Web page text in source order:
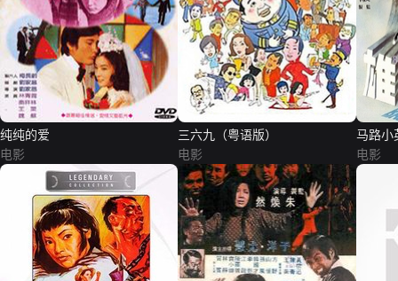
纯纯的爱
电影
三六九（粤语版）
电影
马路小
电影